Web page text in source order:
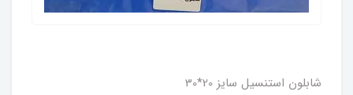
شابلون استنسیل سایز 20*30